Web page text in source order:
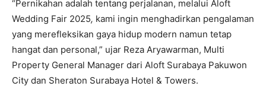
“Pernikahan adalah tentang perjalanan, melalui Aloft
Wedding Fair 2025, kami ingin menghadirkan pengalaman
yang merefleksikan gaya hidup modern namun tetap
hangat dan personal,” ujar Reza Aryawarman, Multi
Property General Manager dari Aloft Surabaya Pakuwon
City dan Sheraton Surabaya Hotel & Towers.